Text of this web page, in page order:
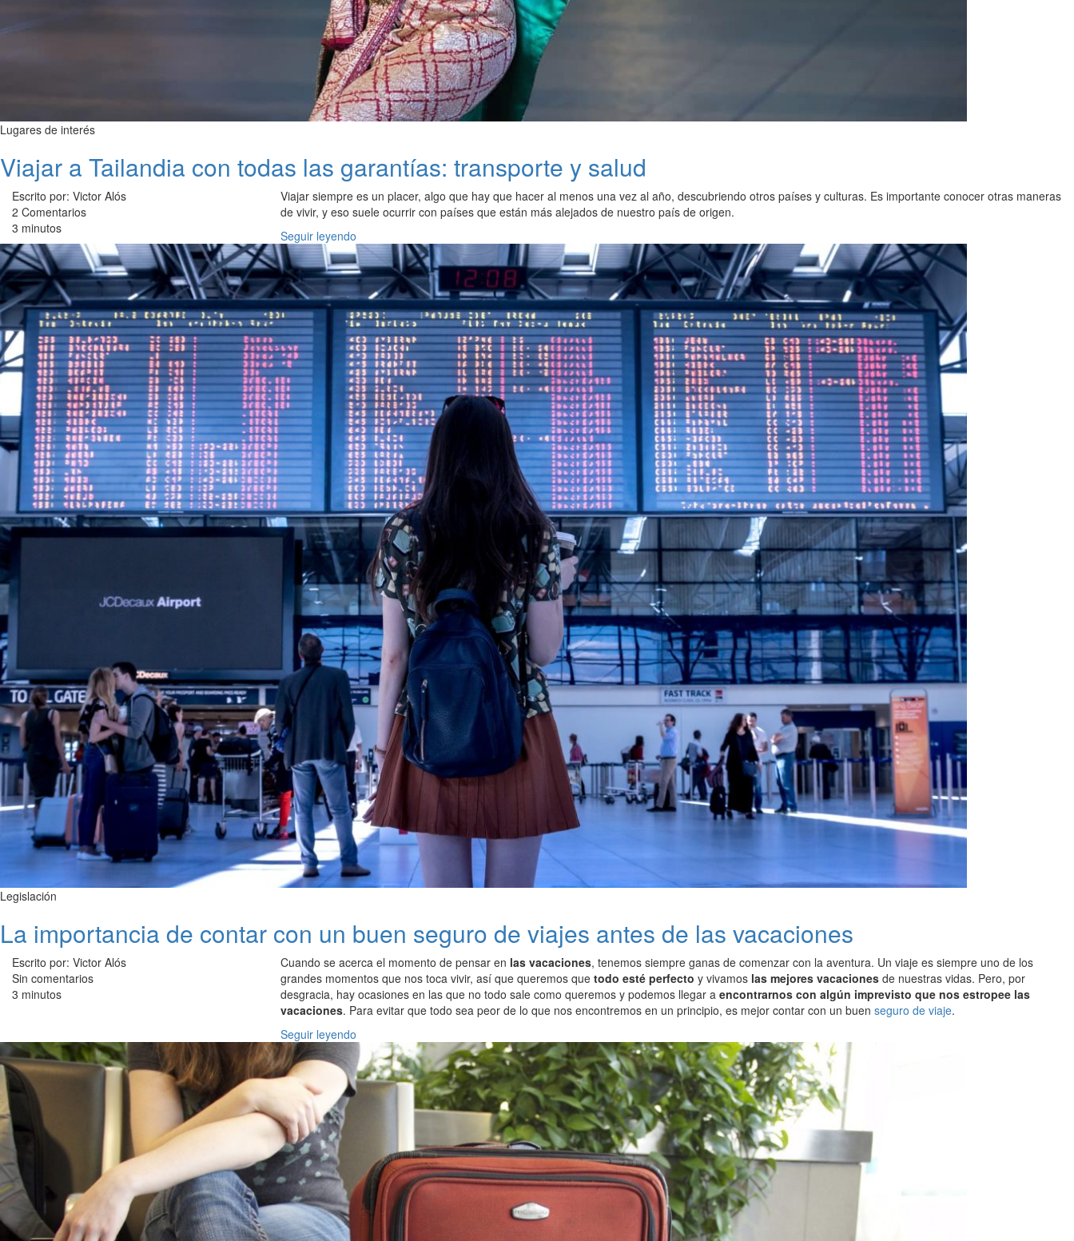
Lugares de interés
Viajar a Tailandia con todas las garantías: transporte y salud
Escrito por: Victor Alós
2 Comentarios
3 minutos
Viajar siempre es un placer, algo que hay que hacer al menos una vez al año, descubriendo otros países y culturas. Es importante conocer otras maneras
de vivir, y eso suele ocurrir con países que están más alejados de nuestro país de origen.
Seguir leyendo
Legislación
La importancia de contar con un buen seguro de viajes antes de las vacaciones
Escrito por: Victor Alós
Sin comentarios
3 minutos
Cuando se acerca el momento de pensar en las vacaciones, tenemos siempre ganas de comenzar con la aventura. Un viaje es siempre uno de los
grandes momentos que nos toca vivir, así que queremos que todo esté perfecto y vivamos las mejores vacaciones de nuestras vidas. Pero, por
desgracia, hay ocasiones en las que no todo sale como queremos y podemos llegar a encontrarnos con algún imprevisto que nos estropee las
vacaciones. Para evitar que todo sea peor de lo que nos encontremos en un principio, es mejor contar con un buen seguro de viaje.
Seguir leyendo